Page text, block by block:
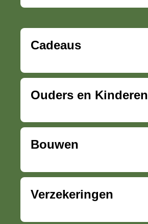
Cadeaus
Ouders en Kinderen
Bouwen
Verzekeringen